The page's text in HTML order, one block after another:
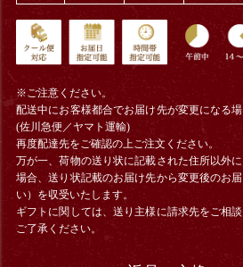
※ご注意ください。
配送中にお客様都合でお届け先が変更になる場
(佐川急便／ヤマト運輸)
再度配達先をご確認の上ご注文ください。
万が一、荷物の送り状に記載された住所以外
場合、送り状記載のお届け先から変更後のお
い）を収受いたします。
ギフトに関しては、送り主様に請求先をご相
ご了承ください。